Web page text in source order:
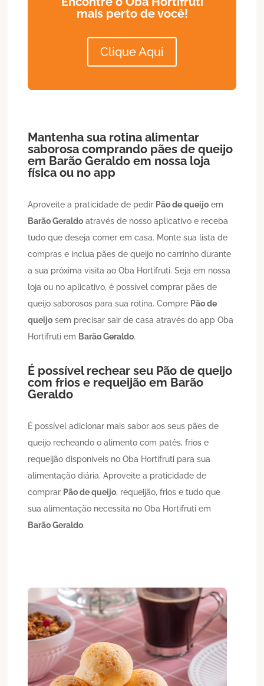
mais perto de você!
Clique Aqui
Mantenha sua rotina alimentar
saborosa comprando pães de queijo
em Barão Geraldo em nossa loja
física ou no app
Aproveite a praticidade de pedir Pão de queijo em
Barão Geraldo através de nosso aplicativo e receba
tudo que deseja comer em casa. Monte sua lista de
compras e inclua pães de queijo no carrinho durante
a sua próxima visita ao Oba Hortifruti. Seja em nossa
loja ou no aplicativo, é possível comprar pães de
queijo saborosos para sua rotina. Compre Pão de
queijo sem precisar sair de casa através do app Oba
Hortifruti em Barão Geraldo.
É possível rechear seu Pão de queijo
com frios e requeijão em Barão
Geraldo
É possível adicionar mais sabor aos seus pães de
queijo recheando o alimento com patês, frios e
requeijão disponíveis no Oba Hortifruti para sua
alimentação diária. Aproveite a praticidade de
comprar Pão de queijo, requeijão, frios e tudo que
sua alimentação necessita no Oba Hortifruti em
Barão Geraldo.